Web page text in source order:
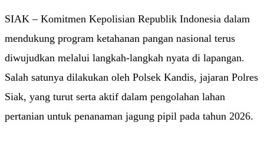
SIAK – Komitmen Kepolisian Republik Indonesia dalam
mendukung program ketahanan pangan nasional terus
diwujudkan melalui langkah-langkah nyata di lapangan.
Salah satunya dilakukan oleh Polsek Kandis, jajaran Polres
Siak, yang turut serta aktif dalam pengolahan lahan
pertanian untuk penanaman jagung pipil pada tahun 2026.